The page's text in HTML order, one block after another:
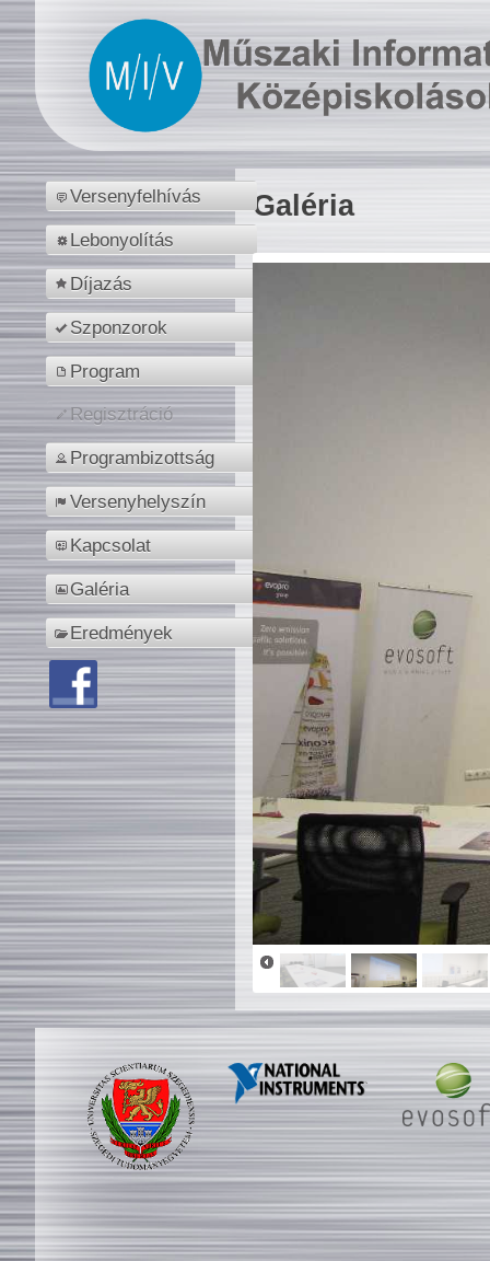
Versenyfelhívás
Lebonyolítás
Díjazás
Szponzorok
Program
Regisztráció
Programbizottság
Versenyhelyszín
Kapcsolat
Galéria
Eredmények
Galéria